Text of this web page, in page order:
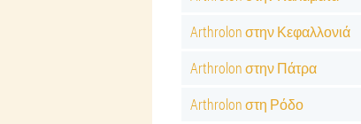
Arthrolon στην Κεφαλλονιά
Arthrolon στην Πάτρα
Arthrolon στη Ρόδο